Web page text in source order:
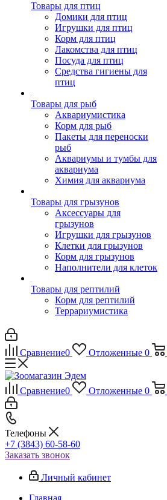
Товары для птиц
Домики для птиц
Игрушки для птиц
Корм для птиц
Лакомства для птиц
Посуда для птиц
Средства гигиены для
птиц
Товары для рыб
Аквариумистика
Корм для рыб
Пакеты для переноски
рыб
Аквариумы и тумбы для
аквариума
Химия для аквариума
Товары для грызунов
Аксессуары для
грызунов
Игрушки для грызунов
Клетки для грызунов
Корм для грызунов
Наполнители для клеток
Товары для рептилий
Корм для рептилий
Террариумистика
Сравнение0 Отложенные 0
Сравнение0 Отложенные 0
Телефоны
+7 (3843) 60-58-60
Заказать звонок
Личный кабинет
Главная